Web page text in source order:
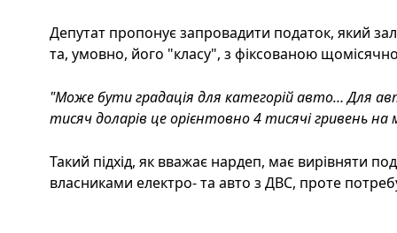
Депутат пропонує запровадити податок, який
та, умовно, його "класу", з фіксованою
"Може бути градація для категорій авто… Для
тисяч доларів це орієнтовно 4 тисячі гривень на
Такий підхід, як вважає нардеп, має вирівняти
власниками електро- та авто з ДВС, проте